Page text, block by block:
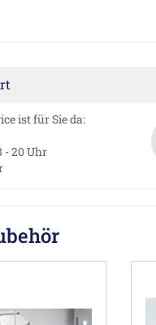
ist für Sie da:
- 20 Uhr